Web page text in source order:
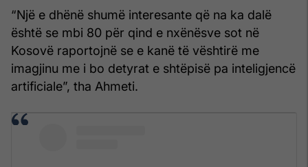
“Një e dhënë shumë interesante që na ka dalë
është se mbi 80 për qind e nxënësve sot në
Kosovë raportojnë se e kanë të vështirë me
imagjinu me i bo detyrat e shtëpisë pa inteligjencë
artificiale”, tha Ahmeti.